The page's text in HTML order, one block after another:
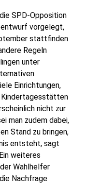
SPD-Opposition
vorgelegt,
stattfinden
Regeln
unter
Einrichtungen,
Kindertagesstätten
nicht zur
man zudem dabei,
Stand zu bringen,
entsteht, sagt
weiteres
Wahlhelfer
Nachfrage